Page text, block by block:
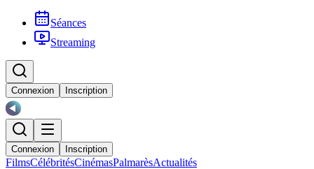
Séances
Streaming
Connexion Inscription
Connexion Inscription
FilmsCélébritésCinémasPalmarèsActualités